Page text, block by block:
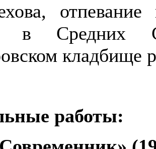
в Средних
кладбище
работы: